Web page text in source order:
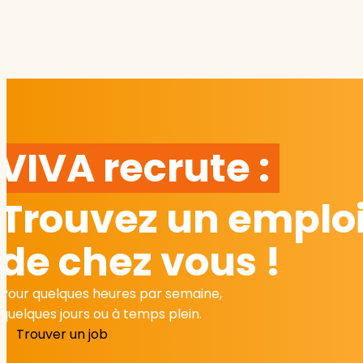
recrute :
Trouvez un
de chez vous !
Pour quelques heures par semaine,
quelques jours ou à temps plein.
Trouver un job